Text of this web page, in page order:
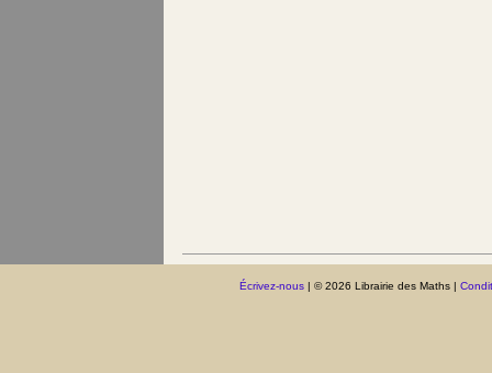
Écrivez-nous| © 2026 Librairie des Maths |